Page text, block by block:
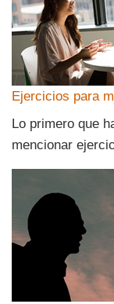
Ejercicios para
Lo primero que
mencionar